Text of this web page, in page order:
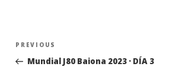
Navegación
Previous
Post
PREVIOUS
Mundial J80 Baiona 2023 · DÍA 3